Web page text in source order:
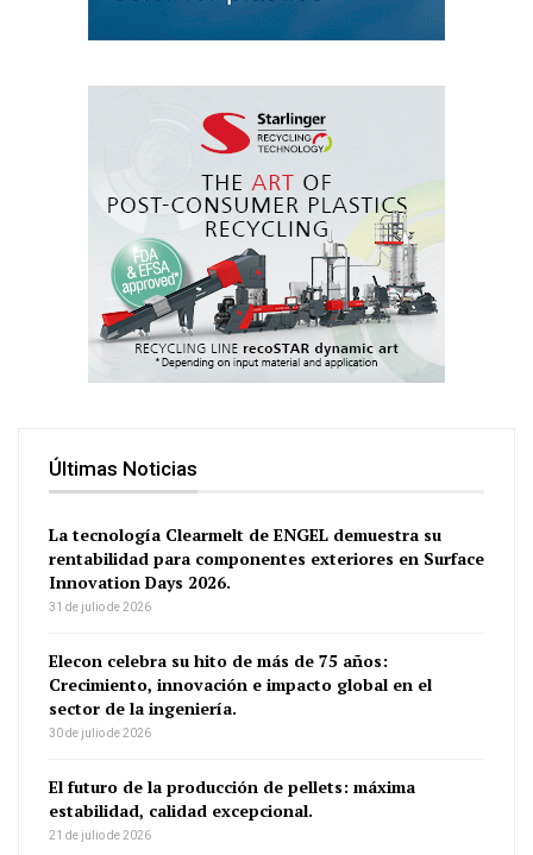
Últimas Noticias
La tecnología Clearmelt de ENGEL demuestra su
rentabilidad para componentes exteriores en Surface
Innovation Days 2026.
31 de julio de 2026
Elecon celebra su hito de más de 75 años:
Crecimiento, innovación e impacto global en el
sector de la ingeniería.
30 de julio de 2026
El futuro de la producción de pellets: máxima
estabilidad, calidad excepcional.
21 de julio de 2026